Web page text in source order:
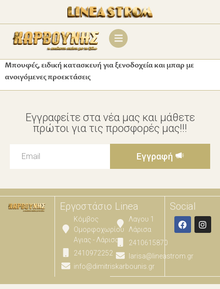
Μπουφές, ειδική κατασκευή για ξενοδοχεία και μπαρ με
ανοιγόμενες προεκτάσεις
Εγγραφείτε στα νέα μας και μάθετε
πρώτοι για τις προσφορές μας!!!
Εγγραφή
Εργοστάσιο
Κόμβος
Ομορφοχωρίου
Αγιας - Λάρισας
2410972252
info@dimitriskarbounis.gr
Linea
Λαγου 1
Λάρισα
2410615870
larisa@lineastrom.gr
Social